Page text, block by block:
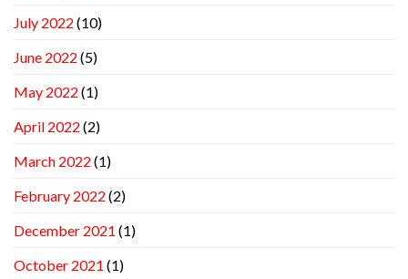
July 2022 (10)
June 2022 (5)
May 2022 (1)
April 2022 (2)
March 2022 (1)
February 2022 (2)
December 2021 (1)
October 2021 (1)